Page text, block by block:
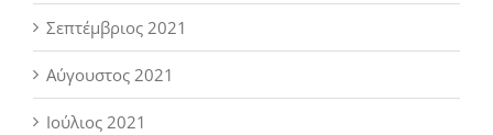
Σεπτέμβριος 2021
Αύγουστος 2021
Ιούλιος 2021